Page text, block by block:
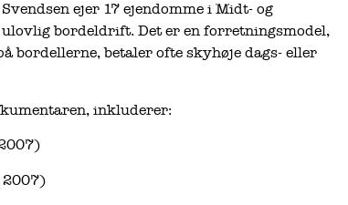
ejer 17 ejendomme i Midt- og
bordeldrift. Det er en forretningsmodel,
bordellerne, betaler ofte skyhøje dags- eller
inkluderer:
2007)